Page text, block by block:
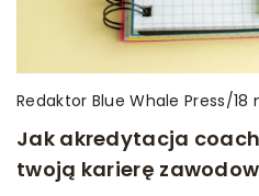
Redaktor Blue Whale Press/18
Jak akredytacja
twoją karierę